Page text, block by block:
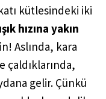
kütlesindeki iki
ışık hızına yakın
Aslında, kara
çaldıklarında,
gelir. Çünkü